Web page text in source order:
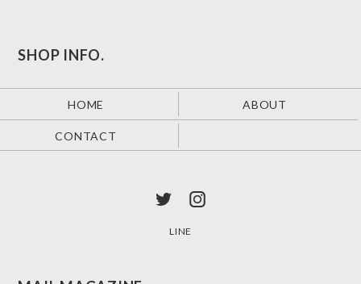
SHOP INFO.
HOME ABOUT
CONTACT
LINE